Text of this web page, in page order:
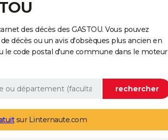
des décès des GASTOU. Vous pouvez
décès ou un avis d'obsèques plus ancien en
code postal d'une commune dans le moteur
sur Linternaute.com